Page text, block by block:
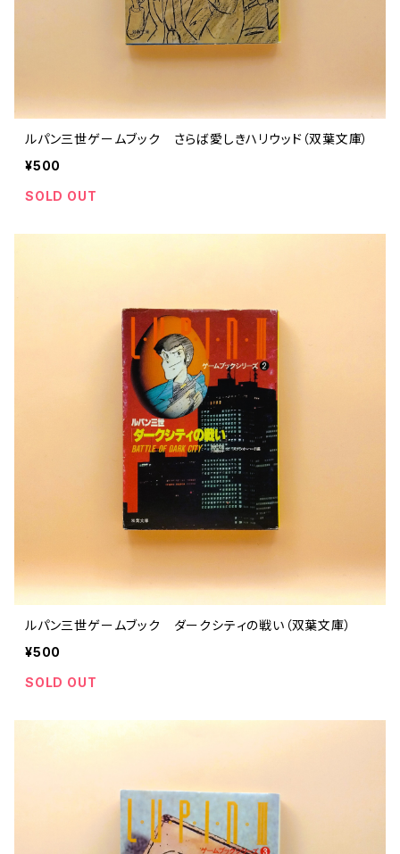
ルパン三世ゲームブック さらば愛しきハリウッド（双葉文庫）
¥500
SOLD OUT
ルパン三世ゲームブック ダークシティの戦い（双葉文庫）
¥500
SOLD OUT